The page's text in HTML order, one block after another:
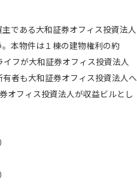
である大和証券オフィス投資法人
本物件は１棟の建物権利の約
フが大和証券オフィス投資法人
者も大和証券オフィス投資法人へ
オフィス投資法人が収益ビルとし